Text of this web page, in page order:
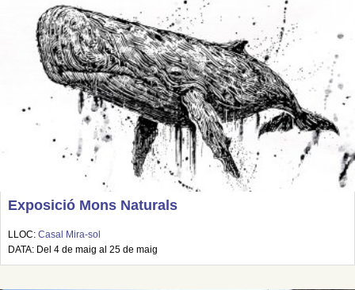
Exposició Mons Naturals
LLOC: Casal Mira-sol
DATA: Del 4 de maig al 25 de maig